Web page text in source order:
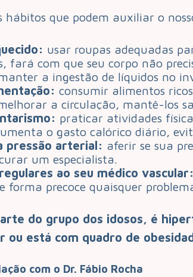
hábitos que podem auxiliar o
usar roupas adequadas
fará com que seu corpo não
a ingestão de líquidos no
consumir alimentos
a circulação, mantê-los
praticar atividades
o gasto calórico diário,
pressão arterial: aferir se sua
um especialista.
ao seu médico vascular:
forma precoce quaisquer
do grupo dos idosos, é
ou está com quadro de
com o Dr. Fábio Rocha